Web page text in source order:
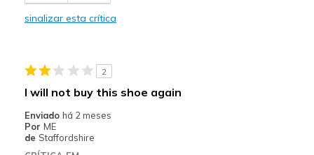
Contras
Need Break In
Casual Wear
Sizing
View On Shoes
sinalizar esta crítica
2
I will not buy this shoe again
Enviado há 2 meses
Por ME
de Staffordshire